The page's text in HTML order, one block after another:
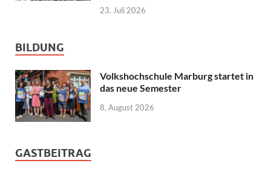
23. Juli 2026
BILDUNG
Volkshochschule Marburg startet in
das neue Semester
8. August 2026
GASTBEITRAG